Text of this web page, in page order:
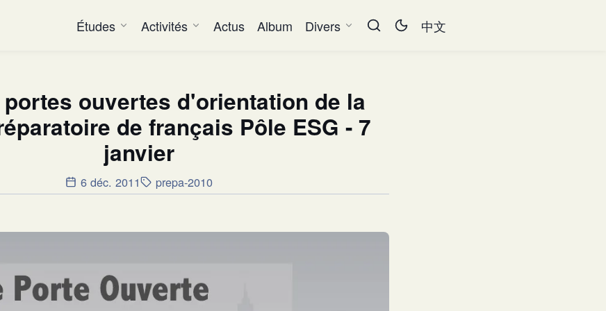
Études Activités Actus Album Divers 中文
ouvertes d'orientation de la
de français Pôle ESG - 7
janvier
6 déc. 2011 prepa-2010